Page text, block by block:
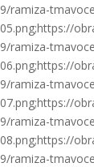
9/ramiza-
05.png;https://
9/ramiza-
06.png;https://
9/ramiza-
07.png;https://
9/ramiza-
08.png;https://
9/ramiza-